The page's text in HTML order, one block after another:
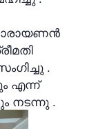
.
എന്ന്
നടന്നു .